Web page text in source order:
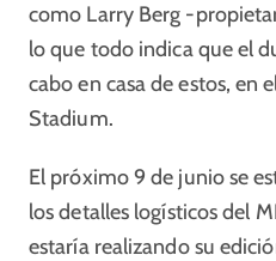
como Larry Berg -
lo que todo indica que el
cabo en casa de estos, en
Stadium.
El próximo 9 de junio se
los detalles logísticos del
estaría realizando su